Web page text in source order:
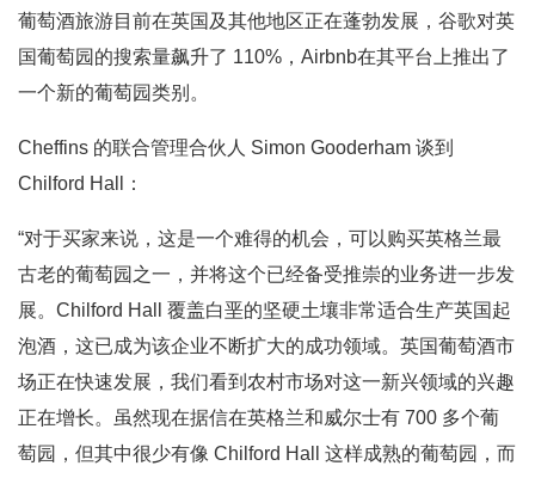
葡萄酒旅游目前在英国及其他地区正在蓬勃发展，谷歌对英
国葡萄园的搜索量飙升了 110%，Airbnb在其平台上推出了
一个新的葡萄园类别。
Cheffins 的联合管理合伙人 Simon Gooderham 谈到
Chilford Hall：
“对于买家来说，这是一个难得的机会，可以购买英格兰最
古老的葡萄园之一，并将这个已经备受推崇的业务进一步发
展。Chilford Hall 覆盖白垩的坚硬土壤非常适合生产英国起
泡酒，这已成为该企业不断扩大的成功领域。英国葡萄酒市
场正在快速发展，我们看到农村市场对这一新兴领域的兴趣
正在增长。虽然现在据信在英格兰和威尔士有 700 多个葡
萄园，但其中很少有像 Chilford Hall 这样成熟的葡萄园，而